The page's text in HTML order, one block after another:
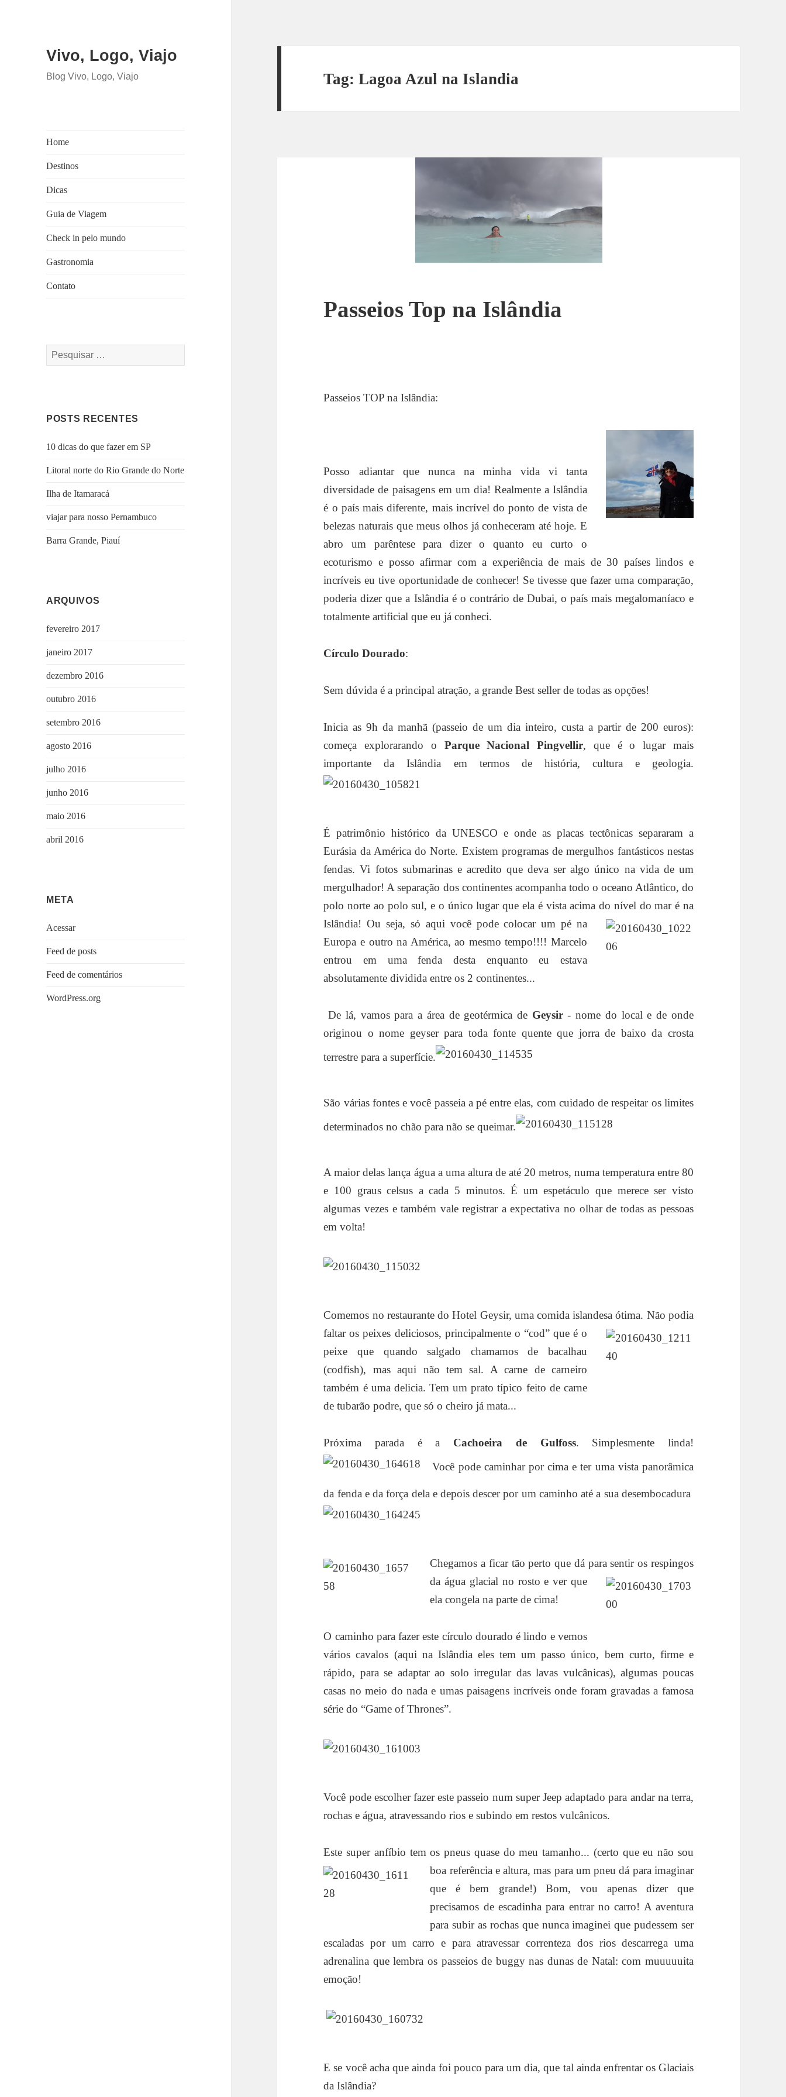
Vivo, Logo, Viajo
Blog Vivo, Logo, Viajo
Home
Destinos
Dicas
Guia de Viagem
Check in pelo mundo
Gastronomia
Contato
Pesquisar
por:
POSTS RECENTES
10 dicas do que fazer em SP
Litoral norte do Rio Grande do Norte
Ilha de Itamaracá
viajar para nosso Pernambuco
Barra Grande, Piauí
ARQUIVOS
fevereiro 2017
janeiro 2017
dezembro 2016
outubro 2016
setembro 2016
agosto 2016
julho 2016
junho 2016
maio 2016
abril 2016
META
Acessar
Feed de posts
Feed de comentários
WordPress.org
Tag:Lagoa Azul na Islandia
Passeios Top na Islândia
Passeios TOP na Islândia:
Posso adiantar que nunca na minha vida vi tanta
diversidade de paisagens em um dia! Realmente a Islândia
é o país mais diferente, mais incrível do ponto de vista de
belezas naturais que meus olhos já conheceram até hoje. E
abro um parêntese para dizer o quanto eu curto o
ecoturismo e posso afirmar com a experiência de mais de 30 países lindos e
incríveis eu tive oportunidade de conhecer! Se tivesse que fazer uma comparação,
poderia dizer que a Islândia é o contrário de Dubai, o país mais megalomaníaco e
totalmente artificial que eu já conheci.
Círculo Dourado:
Sem dúvida é a principal atração, a grande Best seller de todas as opções!
Inicia as 9h da manhã (passeio de um dia inteiro, custa a partir de 200 euros):
começa explorarando o Parque Nacional Pingvellir, que é o lugar mais
importante da Islândia em termos de história, cultura e geologia.
É patrimônio histórico da UNESCO e onde as placas tectônicas separaram a
Eurásia da América do Norte. Existem programas de mergulhos fantásticos nestas
fendas. Vi fotos submarinas e acredito que deva ser algo único na vida de um
mergulhador! A separação dos continentes acompanha todo o oceano Atlântico, do
polo norte ao polo sul, e o único lugar que ela é vista acima do nível do mar é na
Islândia!Ou seja, só aqui você pode colocar um pé na
Europa e outro na América, ao mesmo tempo!!!! Marcelo
entrou em uma fenda desta enquanto eu estava
absolutamente dividida entre os 2 continentes...
De lá, vamos para a área de geotérmica de Geysir- nome do local e de onde
originou o nome geyser para toda fonte quente que jorra de baixo da crosta
terrestre para a superfície.
São várias fontes e você passeia a pé entre elas, com cuidado de respeitar os limites
determinados no chão para não se queimar.
A maior delas lança água a uma altura de até 20 metros, numa temperatura entre 80
e 100 graus celsus a cada 5 minutos. É um espetáculo que merece ser visto
algumas vezes e também vale registrar a expectativa no olhar de todas as pessoas
em volta!
Comemos no restaurante do Hotel Geysir, uma comida islandesa ótima. Não podia
faltar os peixes deliciosos, principalmente o “cod” que é o
peixe que quando salgado chamamos de bacalhau
(codfish), mas aqui não tem sal. A carne de carneiro
também é uma delicia. Tem um prato típico feito de carne
de tubarão podre, que só o cheiro já mata...
Próxima parada é a Cachoeira de Gulfoss. Simplesmente linda!
Você pode caminhar por cima e ter uma vista panorâmica
da fenda e da força dela e depois descer por um caminho até a sua desembocadura
Chegamos a ficar tão perto que dá para sentir os respingos
daágua glacial no rosto e ver que
ela congela na parte de cima!
O caminho para fazer este círculo dourado é lindo e vemos
vários cavalos (aqui na Islândia eles tem um passo único, bem curto, firme e
rápido, para se adaptar ao solo irregular das lavas vulcânicas), algumas poucas
casas no meio do nada e umas paisagens incríveis onde foram gravadas a famosa
série do “Game of Thrones”.
Você pode escolher fazer este passeio num super Jeep adaptado para andar na terra,
rochas e água, atravessando rios e subindo em restos vulcânicos.
Este super anfíbio tem os pneus quase do meu tamanho... (certo que eu não sou
boa referência e altura, mas para um pneu dá para imaginar
que é bem grande!) Bom, vou apenas dizer que
precisamos de escadinha para entrar no carro! A aventura
para subir as rochas que nunca imaginei que pudessem ser
escaladas por um carro e para atravessar correnteza dos rios descarrega uma
adrenalina que lembra os passeios de buggy nas dunas de Natal: com muuuuuita
emoção!
E se você acha que ainda foi pouco para um dia, que tal ainda enfrentar os Glaciais
da Islândia?